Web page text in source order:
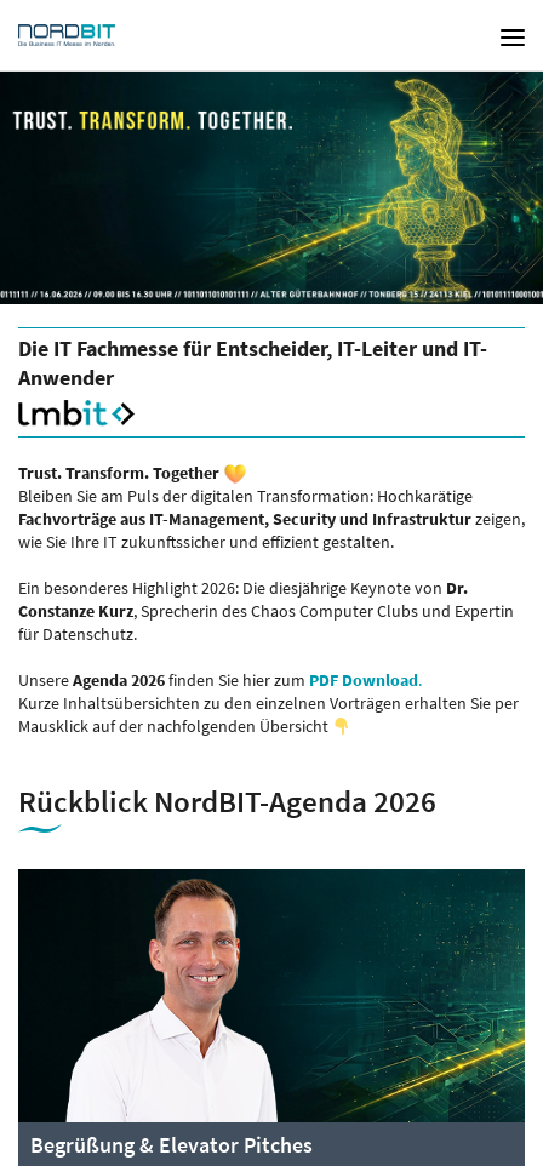
Business
Die IT Fachmesse für Entscheider, IT-Leiter und IT-
Anwender
Trust. Transform. Together
Bleiben Sie am Puls der digitalen Transformation: Hochkarätige
Fachvorträge aus IT-Management, Security und Infrastrukturzeigen,
wie Sie Ihre IT zukunftssicher und effizient gestalten.
Ein besonderes Highlight 2026: Die diesjährige Keynote von Dr.
Constanze Kurz, Sprecherin des Chaos Computer Clubs und Expertin
für Datenschutz.
UnsereAgenda 2026finden Sie hier zum PDF Download.
Kurze Inhaltsübersichten zu den einzelnen Vorträgen erhalten Sie per
Mausklick auf der nachfolgenden Übersicht
Rückblick NordBIT-Agenda 2026
Begrüßung & Elevator Pitches